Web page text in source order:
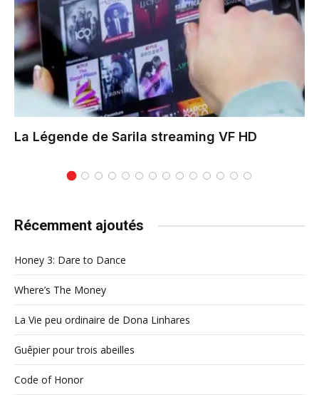
La Légende de Sarila streaming VF HD
Récemment ajoutés
Honey 3: Dare to Dance
Where’s The Money
La Vie peu ordinaire de Dona Linhares
Guêpier pour trois abeilles
Code of Honor